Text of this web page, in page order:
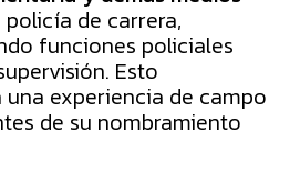
de carrera,
funciones policiales
Esto
experiencia de campo
de su nombramiento